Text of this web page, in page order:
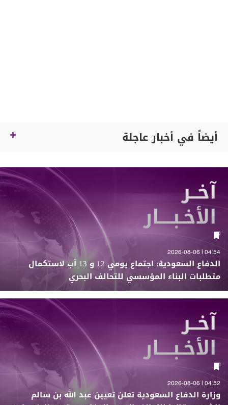
أيضاً في أخبار عاجلة
04:54 | 2026-08-06
الدفاع السعودية: اجتماع يومي 12 و 13 آب لاستكمال
متطلبات البناء المؤسسي للتحالف البحري
04:52 | 2026-08-06
وزارة الدفاع السعودية تعلن تعيين عبد الله بن سالم